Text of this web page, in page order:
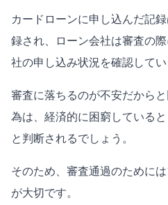
カードローンに申し込んだ記
録され、ローン会社は審査の
社の申し込み状況を確認してい
審査に落ちるのが不安だから
為は、経済的に困窮している
と判断されるでしょう。
そのため、審査通過のために
が大切です。